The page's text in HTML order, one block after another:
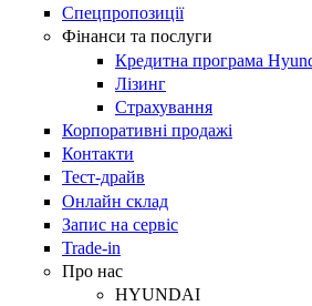
Спецпропозиції
Фінанси та послуги
Кредитна програма
Лізинг
Страхування
Корпоративні продажі
Контакти
Тест-драйв
Онлайн склад
Запис на сервіс
Trade-in
Про нас
HYUNDAI